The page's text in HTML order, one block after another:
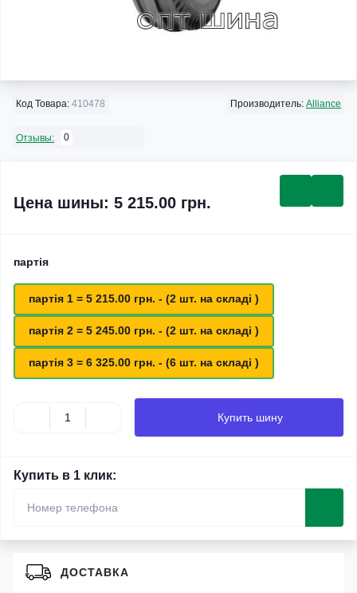
Код Товара: 410478 Производитель: Alliance
Отзывы: 0
Цена шины: 5 215.00 грн.
партія
партія 1 = 5 215.00 грн. - (2 шт. на складі )
партія 2 = 5 245.00 грн. - (2 шт. на складі )
партія 3 = 6 325.00 грн. - (6 шт. на складі )
Купить шину
Купить в 1 клик:
ДОСТАВКА